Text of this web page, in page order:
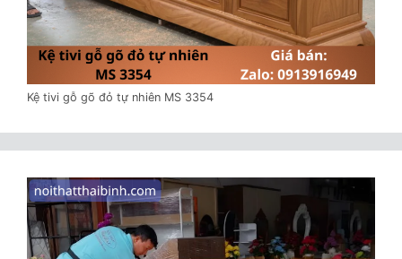
Kệ tivi gỗ gõ đỏ tự nhiên MS 3354